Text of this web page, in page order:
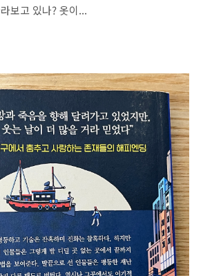
보고 있나? 옷이...